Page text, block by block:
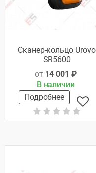
Сканер-кольцо Urovo
SR5600
от 14 001 ₽
В наличии
Подробнее